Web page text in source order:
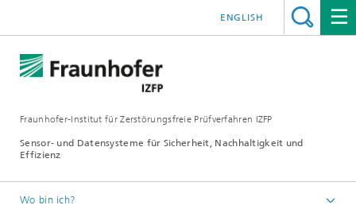
Fraunhofer-Institut für Zerstörungsfreie Prüfverfahren IZFP
Sensor- und Datensysteme für Sicherheit, Nachhaltigkeit und
Effizienz
ENGLISH
Wo bin ich?